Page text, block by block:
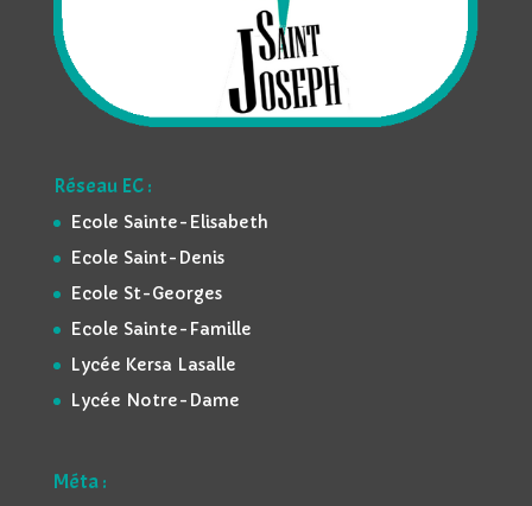
Réseau EC :
Ecole Sainte-Elisabeth
Ecole Saint-Denis
Ecole St-Georges
Ecole Sainte-Famille
Lycée Kersa Lasalle
Lycée Notre-Dame
Méta :